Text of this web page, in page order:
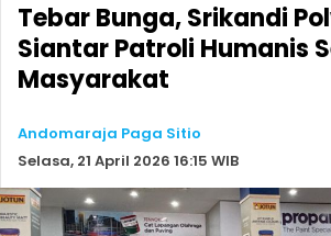
Tebar Bunga, Srikandi
Siantar Patroli Humanis
Masyarakat
Andomaraja Paga Sitio
Selasa, 21 April 2026 16:15 WIB